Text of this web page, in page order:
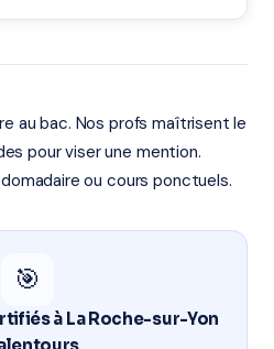
au bac. Nos profs maîtrisent le
pour viser une mention.
ou cours ponctuels.
🎯
à La Roche-sur-Yon